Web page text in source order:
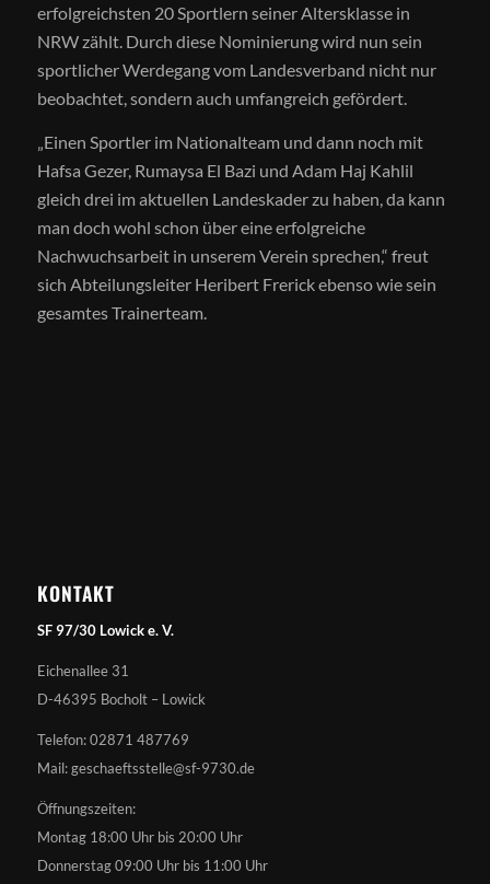
erfolgreichsten 20 Sportlern seiner Altersklasse in
NRW zählt. Durch diese Nominierung wird nun sein
sportlicher Werdegang vom Landesverband nicht nur
beobachtet, sondern auch umfangreich gefördert.
„Einen Sportler im Nationalteam und dann noch mit
Hafsa Gezer, Rumaysa El Bazi und Adam Haj Kahlil
gleich drei im aktuellen Landeskader zu haben, da kann
man doch wohl schon über eine erfolgreiche
Nachwuchsarbeit in unserem Verein sprechen,“ freut
sich Abteilungsleiter Heribert Frerick ebenso wie sein
gesamtes Trainerteam.
KONTAKT
SF 97/30 Lowick e. V.
Eichenallee 31
D-46395 Bocholt – Lowick
Telefon: 02871 487769
Mail: geschaeftsstelle@sf-9730.de
Öffnungszeiten:
Montag 18:00 Uhr bis 20:00 Uhr
Donnerstag 09:00 Uhr bis 11:00 Uhr